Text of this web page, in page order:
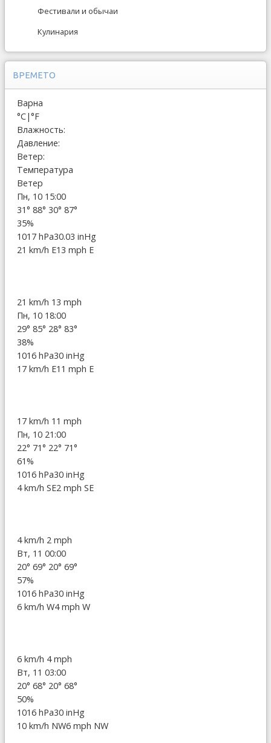
Фестивали и обычаи
Кулинария
ВРЕМЕТО
Варна
°C|°F
Влажность:
Давление:
Ветер:
Температура
Ветер
Пн, 10 15:00
31° 88° 30° 87°
35%
1017 hPa30.03 inHg
21 km/h E13 mph E
21 km/h 13 mph
Пн, 10 18:00
29° 85° 28° 83°
38%
1016 hPa30 inHg
17 km/h E11 mph E
17 km/h 11 mph
Пн, 10 21:00
22° 71° 22° 71°
61%
1016 hPa30 inHg
4 km/h SE2 mph SE
4 km/h 2 mph
Вт, 11 00:00
20° 69° 20° 69°
57%
1016 hPa30 inHg
6 km/h W4 mph W
6 km/h 4 mph
Вт, 11 03:00
20° 68° 20° 68°
50%
1016 hPa30 inHg
10 km/h NW6 mph NW